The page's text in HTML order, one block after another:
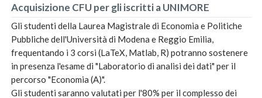
Acquisizione CFU per gli iscritti a UNIMORE
Gli studenti della Laurea Magistrale di Economia e Politiche
Pubbliche dell'Università di Modena e Reggio Emilia,
frequentando i 3 corsi (LaTeX, Matlab, R) potranno sostenere
in presenza l'esame di "Laboratorio di analisi dei dati" per il
percorso "Economia (A)".
Gli studenti saranno valutati per l'80% per il complesso dei